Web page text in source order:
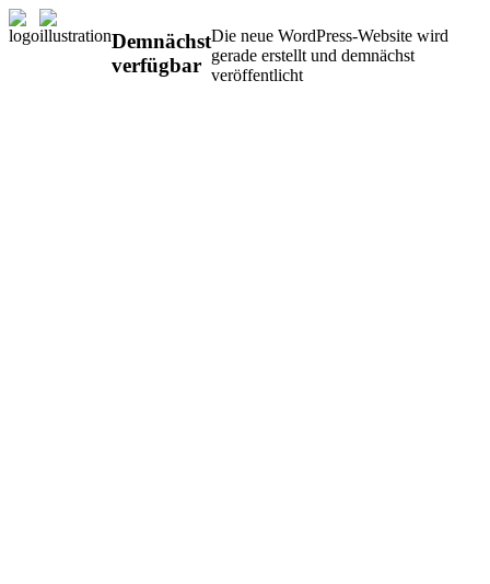
Demnächst
verfügbar
Die neue WordPress-Website wird
gerade erstellt und demnächst
veröffentlicht